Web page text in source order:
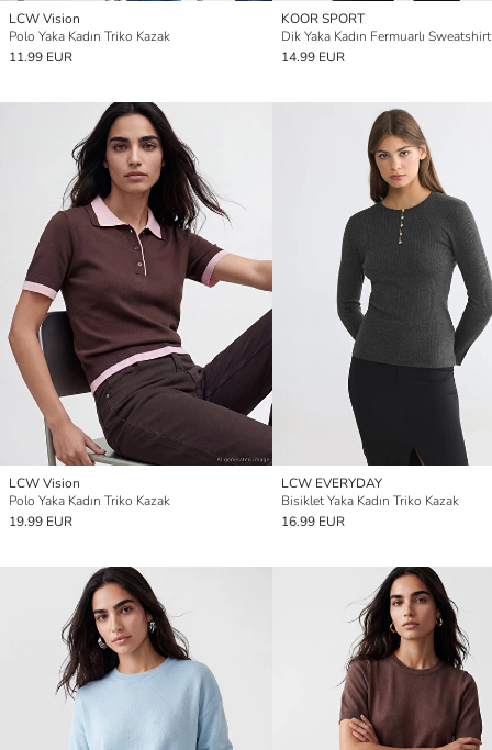
LCW Vision
Polo Yaka Kadın Triko Kazak
11.99 EUR
KOOR SPORT
Dik Yaka Kadın Fermuarlı Sweatshirt
14.99 EUR
LCW Vision
Polo Yaka Kadın Triko Kazak
19.99 EUR
LCW EVERYDAY
Bisiklet Yaka Kadın Triko Kazak
16.99 EUR